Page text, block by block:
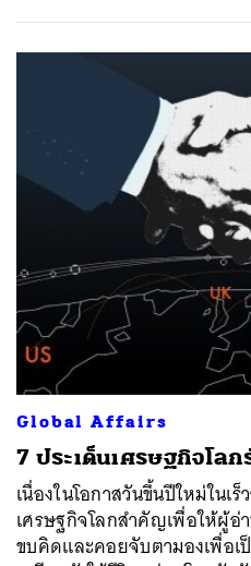
Global Affairs
7 ประเด็นเศรษฐกิจโล
เนื่องในโอกาสวันขึ้นปีใหม่ในเ
เศรษฐกิจโลกสำคัญเพื่อให้ผู้อ่
ขบคิดและคอยจับตามองเพื่อเ